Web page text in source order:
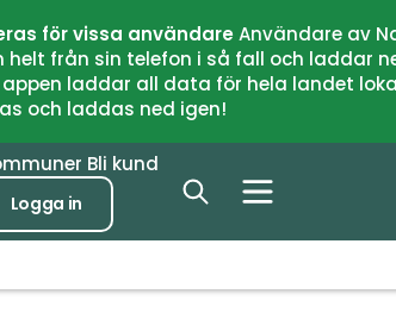
för vissa användareAnvändare av
från sin telefon i så fall och laddar
laddar all data för hela landet
och laddas ned igen!
Bli kund
Logga in